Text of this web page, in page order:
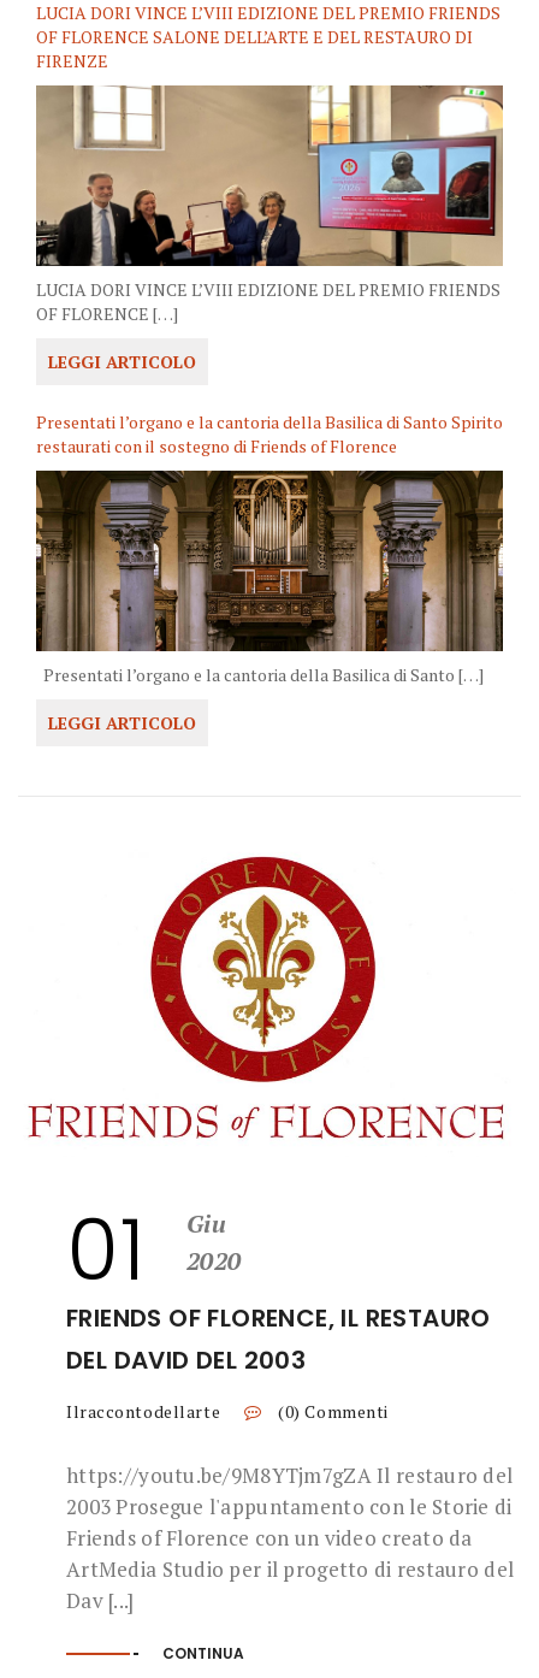
LUCIA DORI VINCE L’VIII EDIZIONE DEL PREMIO FRIENDS
OF FLORENCE SALONE DELL’ARTE E DEL RESTAURO DI
FIRENZE
LUCIA DORI VINCE L’VIII EDIZIONE DEL PREMIO FRIENDS
OF FLORENCE […]
LEGGI ARTICOLO
Presentati l’organo e la cantoria della Basilica di Santo Spirito
restaurati con il sostegno di Friends of Florence
Presentati l’organo e la cantoria della Basilica di Santo […]
LEGGI ARTICOLO
01
Giu
2020
FRIENDS OF FLORENCE, IL RESTAURO
DEL DAVID DEL 2003
Ilraccontodellarte (0) Commenti
https://youtu.be/9M8YTjm7gZA Il restauro del
2003 Prosegue l'appuntamento con le Storie di
Friends of Florence con un video creato da
ArtMedia Studio per il progetto di restauro del
Dav [...]
CONTINUA